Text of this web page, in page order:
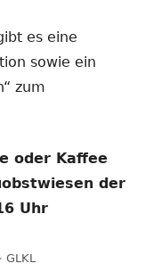
es eine
sowie ein
zum
oder Kaffee
der
Uhr
Kategorien
GLKL